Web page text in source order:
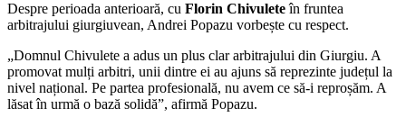
Despre perioada anterioară, cu Florin Chivuleteîn fruntea
arbitrajului giurgiuvean, Andrei Popazu vorbește cu respect.
„Domnul Chivulete a adus un plus clar arbitrajului din Giurgiu. A
promovat mulți arbitri, unii dintre ei au ajuns să reprezinte județul la
nivel național. Pe partea profesională, nu avem ce să-i reproșăm. A
lăsat în urmă o bază solidă”, afirmă Popazu.